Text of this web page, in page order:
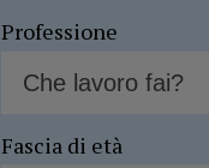
Professione
Fascia di età